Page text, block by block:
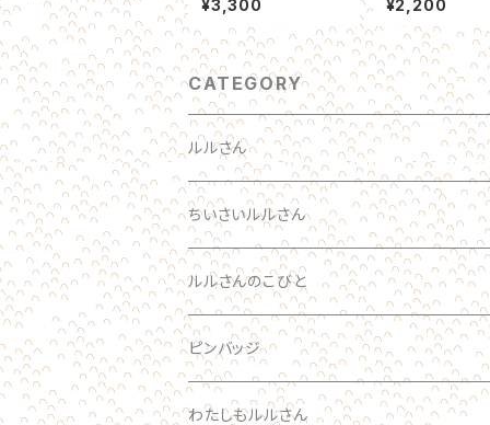
¥3,300 ¥2,200
CATEGORY
ルルさん
わたしのルルさん オーダーメイド
おとな
こども
あかちゃん
ちいさいルルさん
ルルさん
ブローチ
ブローチ
ルルさんのこびと
ルルさん
ブローチ
ピンバッジ
わたしもルルさん